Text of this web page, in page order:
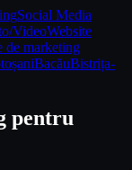
Social Media
VideoWebsite
de marketing
BacăuBistrița-
pentru